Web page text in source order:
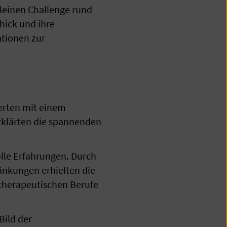
Challenge rund
und ihre
zur
mit einem
die spannenden
Erfahrungen. Durch
erhielten die
Berufe
der